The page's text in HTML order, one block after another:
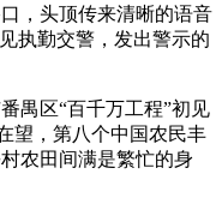
，头顶传来清晰的语音
执勤交警，发出警示的
禺区“百千万工程”初见
望，第八个中国农民丰
农田间满是繁忙的身